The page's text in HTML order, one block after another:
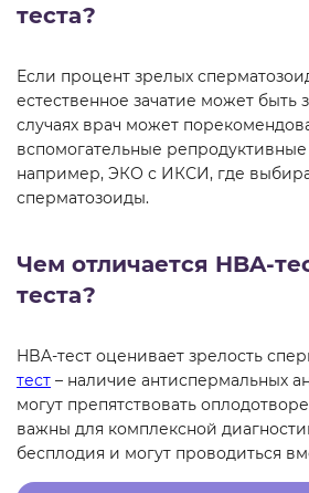
теста?
Если процент зрелых
естественное зачатие может быть
случаях врач может
вспомогательные репродуктивные
например, ЭКО с ИКСИ, где
сперматозоиды.
Чем отличается HBA-
теста?
HBA-тест оценивает зрелость
тест – наличие антиспермальных
могут препятствовать
важны для комплексной
бесплодия и могут проводиться